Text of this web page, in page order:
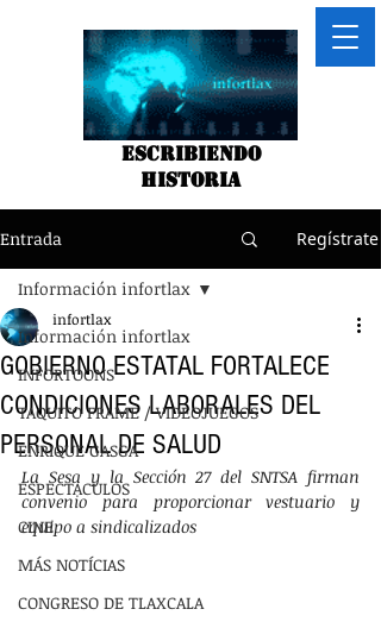
Escribiendo
historia
Entrada Regístrate
Información infortlax
INFORTOONS
TAQUITO FRAME / VIDEOJUEGOS
ENRIQUE GASGA
ESPECTACULOS
CINE
MÁS NOTÍCIAS
CONGRESO DE TLAXCALA
Información infortlax
GOBIERNO ESTATAL FORTALECE
CONDICIONES LABORALES DEL
PERSONAL DE SALUD
infortlax
La Sesa y la Sección 27 del SNTSA firman
convenio para proporcionar vestuario y
equipo a sindicalizados